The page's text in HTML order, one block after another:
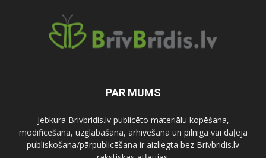
PAR MUMS
Jebkura Brivbridis.lv publicēto materiālu kopēšana,
modificēšana, uzglabāšana, arhivēšana un pilnīga vai daļēja
publiskošana/pārpublicēšana ir aizliegta bez Brivbridis.lv